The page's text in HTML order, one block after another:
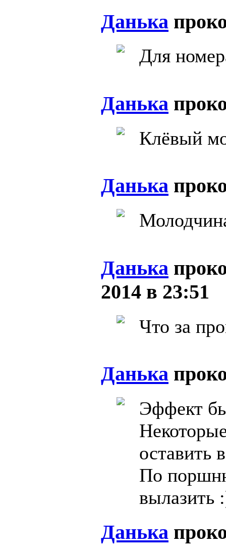
Данька
Для
Данька
Клёвый
Данька
Данька
2014 в 23:51
Что за
Данька
Эффект
оставить
По
вылазить
Данька